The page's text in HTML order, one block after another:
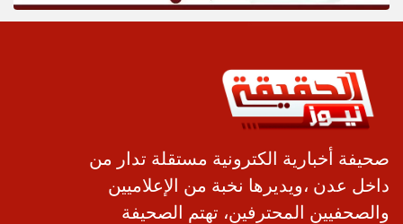
صحيفة أخبارية الكترونية مستقلة تدار من
داخل عدن ،ويديرها نخبة من الإعلاميين
والصحفيين المحترفين، تهتم الصحيفة